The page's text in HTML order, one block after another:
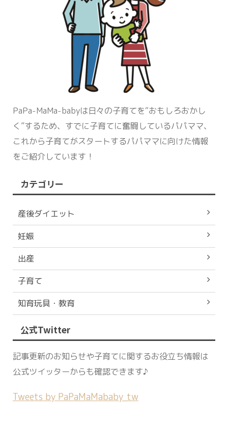
PaPa-MaMa-babyは日々の子育てを“おもしろおかし
く”するため、すでに子育てに奮闘しているパパママ、
これから子育てがスタートするパパママに向けた情報
をご紹介しています！
カテゴリー
産後ダイエット
妊娠
出産
子育て
知育玩具・教育
公式Twitter
記事更新のお知らせや子育てに関するお役立ち情報は
公式ツイッターからも確認できます♪
Tweets by PaPaMaMababy_tw